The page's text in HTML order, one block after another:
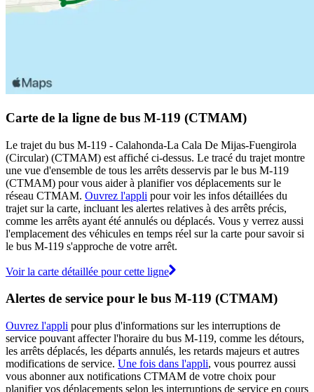
Carte de la ligne de bus M-119 (CTMAM)
Le trajet du bus M-119 - Calahonda-La Cala De Mijas-Fuengirola
(Circular) (CTMAM) est affiché ci-dessus. Le tracé du trajet montre
une vue d'ensemble de tous les arrêts desservis par le bus M-119
(CTMAM) pour vous aider à planifier vos déplacements sur le
réseau CTMAM. Ouvrez l'appli pour voir les infos détaillées du
trajet sur la carte, incluant les alertes relatives à des arrêts précis,
comme les arrêts ayant été annulés ou déplacés. Vous y verrez aussi
l'emplacement des véhicules en temps réel sur la carte pour savoir si
le bus M-119 s'approche de votre arrêt.
Voir la carte détaillée pour cette ligne
Alertes de service pour le bus M-119 (CTMAM)
Ouvrez l'appli pour plus d'informations sur les interruptions de
service pouvant affecter l'horaire du bus M-119, comme les détours,
les arrêts déplacés, les départs annulés, les retards majeurs et autres
modifications de service. Une fois dans l'appli, vous pourrez aussi
vous abonner aux notifications CTMAM de votre choix pour
planifier vos déplacements selon les interruptions de service en cours